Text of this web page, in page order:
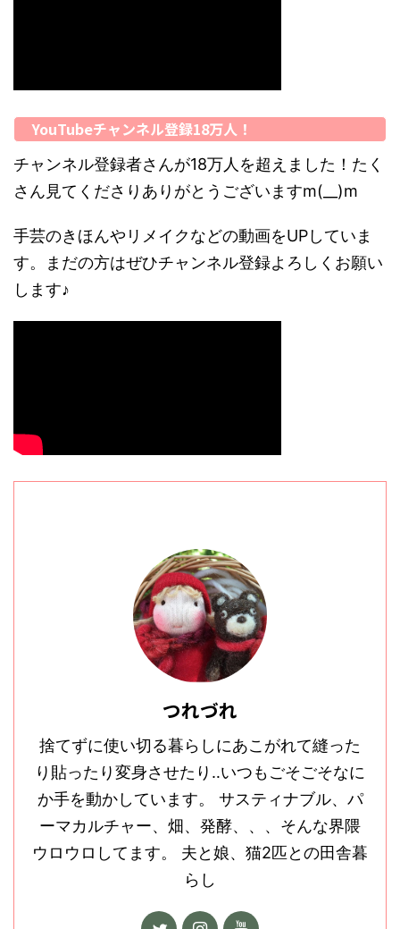
YouTubeチャンネル登録18万人！
チャンネル登録者さんが18万人を超えました！たく
さん見てくださりありがとうございますm(__)m
手芸のきほんやリメイクなどの動画をUPしていま
す。まだの方はぜひチャンネル登録よろしくお願い
します♪
つれづれ
捨てずに使い切る暮らしにあこがれて縫った
り貼ったり変身させたり‥いつもごそごそなに
か手を動かしています。 サスティナブル、パ
ーマカルチャー、畑、発酵、、、そんな界隈
ウロウロしてます。 夫と娘、猫2匹との田舎暮
らし